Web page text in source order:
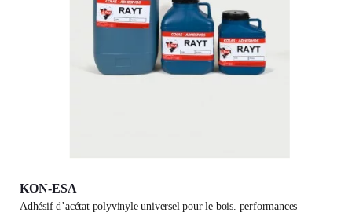
KON-ESA
adhésif d’acétat polyvinyle universel pour le bois. performances